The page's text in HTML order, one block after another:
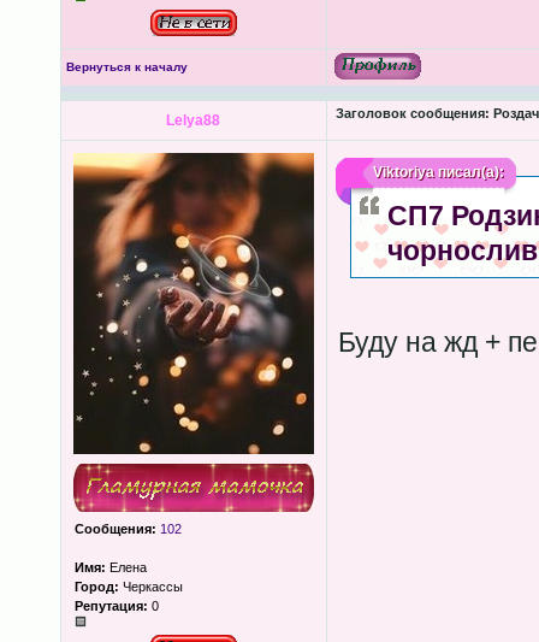
Вернуться к началу
Lelya88 Заголовок сообщения:
Сообщения: 102
Имя: Елена
Город: Черкассы
Репутация: 0
Viktoriyaписал(а):
СП7
Буду на жд +